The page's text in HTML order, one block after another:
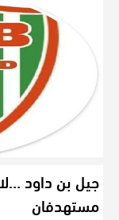
جيل بن داود
مستهدفان